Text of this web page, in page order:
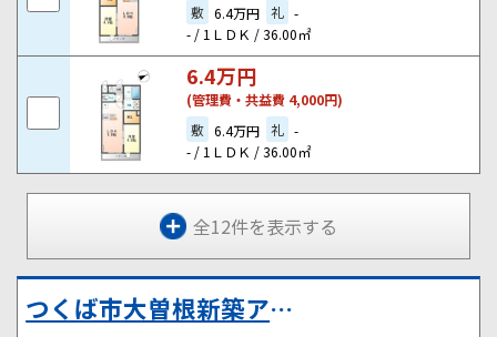
敷 6.4万円 礼 -
- / 1ＬＤＫ / 36.00㎡
6.4万円
(管理費・共益費 4,000円)
敷 6.4万円 礼 -
- / 1ＬＤＫ / 36.00㎡
全12件を表示する
つくば市大曽根新築アパート①